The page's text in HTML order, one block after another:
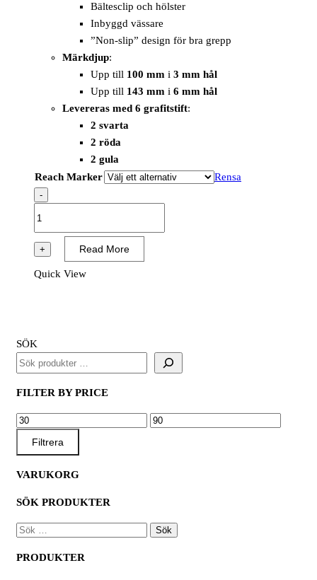
Bältesclip och hölster
Inbyggd vässare
”Non-slip” design för bra grepp
Märkdjup:
Upp till 100 mm i 3 mm hål
Upp till 143 mm i 6 mm hål
Levereras med 6 grafitstift:
2 svarta
2 röda
2 gula
Reach Marker
Rensa
-
Graphite
/
mängd
+ Read More
Quick View
SÖK
FILTER BY PRICE
MIN
PRIS
MAX
Filtrera
VARUKORG
SÖK PRODUKTER
SÖK
PRODUKTER